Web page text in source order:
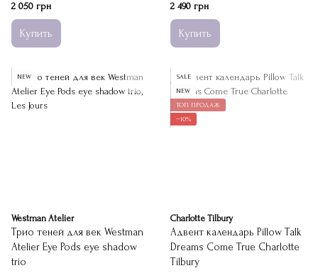
2 050 грн
Купить
2 490 грн
Купить
NEW
Westman Atelier
Трио теней для век Westman
Atelier Eye Pods eye shadow
trio
SALE
NEW
ТОП ПРОДАЖ
−10%
Charlotte Tilbury
Адвент календарь Pillow Talk
Dreams Come True Charlotte
Tilbury